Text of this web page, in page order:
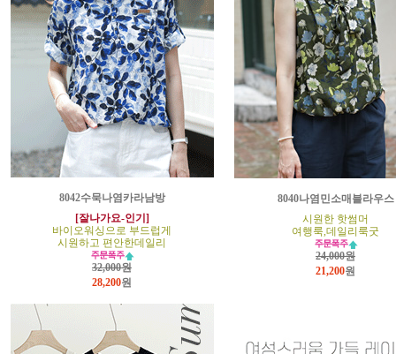
8042수묵나염카라남방
[잘나가요-인기]
바이오워싱으로 부드럽게
시원하고 편안한데일리
32,000원
28,200원
8040나염민소매블라우스
시원한 핫썸머
여행룩,데일리룩굿
24,000원
21,200원